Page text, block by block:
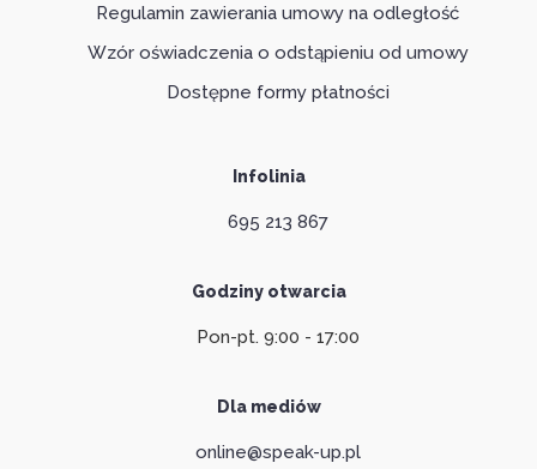
Regulamin zawierania umowy na odległość
Wzór oświadczenia o odstąpieniu od umowy
Dostępne formy płatności
Infolinia
695 213 867
Godziny otwarcia
Pon-pt. 9:00 - 17:00
Dla mediów
online@speak-up.pl